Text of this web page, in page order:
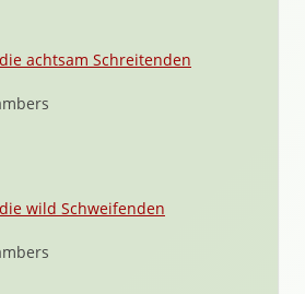
achtsam Schreitenden
wild Schweifenden